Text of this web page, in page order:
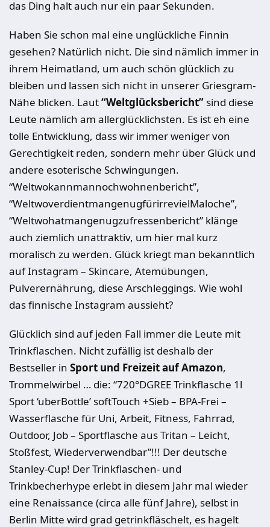
das Ding halt auch nur ein paar Sekunden.
Haben Sie schon mal eine unglückliche Finnin
gesehen? Natürlich nicht. Die sind nämlich immer in
ihrem Heimatland, um auch schön glücklich zu
bleiben und lassen sich nicht in unserer Griesgram-
Nähe blicken. Laut“Weltglücksbericht” sind diese
Leute nämlich am allerglücklichsten. Es ist eh eine
tolle Entwicklung, dass wir immer weniger von
Gerechtigkeit reden, sondern mehr über Glück und
andere esoterische Schwingungen.
“Weltwokannmannochwohnenbericht”,
“WeltwoverdientmangenugfürirrevielMaloche”,
“Weltwohatmangenugzufressenbericht” klänge
auch ziemlich unattraktiv, um hier mal kurz
moralisch zu werden. Glück kriegt man bekanntlich
auf Instagram – Skincare, Atemübungen,
Pulverernährung, diese Arschleggings. Wie wohl
das finnische Instagram aussieht?
Glücklich sind auf jeden Fall immer die Leute mit
Trinkflaschen. Nicht zufällig ist deshalb der
Bestseller in Sport und Freizeit auf Amazon,
Trommelwirbel … die: “720°DGREE Trinkflasche 1l
Sport ‘uberBottle’ softTouch +Sieb – BPA-Frei –
Wasserflasche für Uni, Arbeit, Fitness, Fahrrad,
Outdoor, Job – Sportflasche aus Tritan – Leicht,
Stoßfest, Wiederverwendbar”!!! Der deutsche
Stanley-Cup! Der Trinkflaschen- und
Trinkbecherhype erlebt in diesem Jahr mal wieder
eine Renaissance (circa alle fünf Jahre), selbst in
Berlin Mitte wird grad getrinkfläschelt, es hagelt